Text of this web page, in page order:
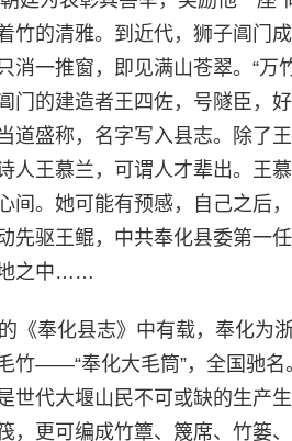
竹的清雅。到近代，狮子阊门
消一推窗，即见满山苍翠。“
门的建造者王四佐，号隧臣，
道盛称，名字写入县志。除了
人王慕兰，可谓人才辈出。王
间。她可能有预感，自己之后
驱王鲲，中共奉化县委第一
地之中……
《奉化县志》中有载，奉化
竹——“奉化大毛筒”，全国驰
世代大堰山民不可或缺的生产
，更可编成竹簟、篾席、竹篓